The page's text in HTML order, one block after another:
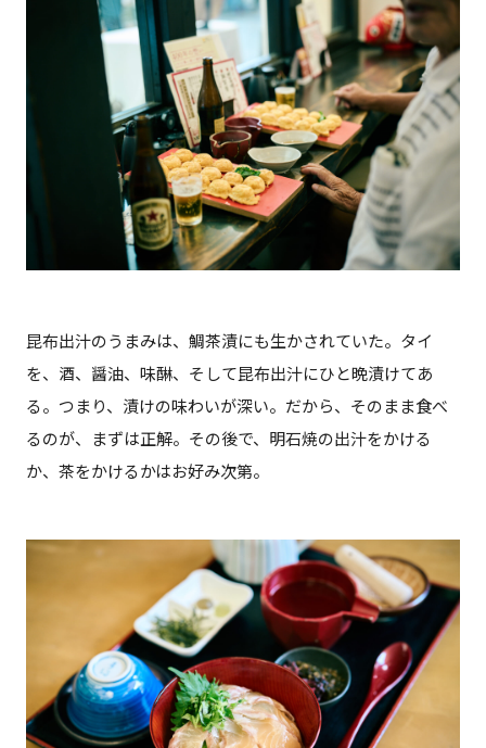
昆布出汁のうまみは、鯛茶漬にも生かされていた。タイ
を、酒、醤油、味醂、そして昆布出汁にひと晩漬けてあ
る。つまり、漬けの味わいが深い。だから、そのまま食べ
るのが、まずは正解。その後で、明石焼の出汁をかける
か、茶をかけるかはお好み次第。